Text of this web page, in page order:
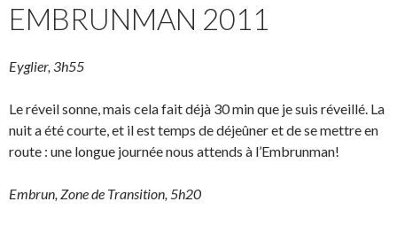
EMBRUNMAN 2011
Eyglier, 3h55
Le réveil sonne, mais cela fait déjà 30 min que je suis réveillé. La
nuit a été courte, et il est temps de déjeûner et de se mettre en
route : une longue journée nous attends à l’Embrunman!
Embrun, Zone de Transition, 5h20